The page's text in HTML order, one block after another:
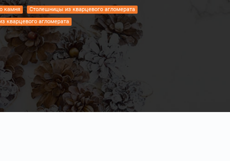
камня
Столешницы из кварцевого агломерата
кварцевого агломерата
из искусственного камня